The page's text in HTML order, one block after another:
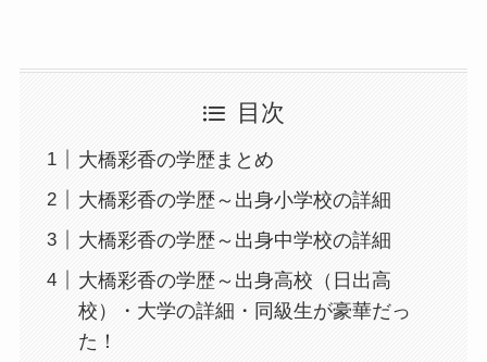
目次
大橋彩香の学歴まとめ
大橋彩香の学歴～出身小学校の詳細
大橋彩香の学歴～出身中学校の詳細
大橋彩香の学歴～出身高校（日出高
校）・大学の詳細・同級生が豪華だっ
た！